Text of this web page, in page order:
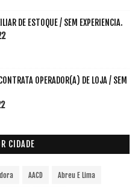
DE ESTOQUE / SEM EXPERIENCIA.
OPERADOR(A) DE LOJA / SEM
CIDADE
AACD Abreu E Lima